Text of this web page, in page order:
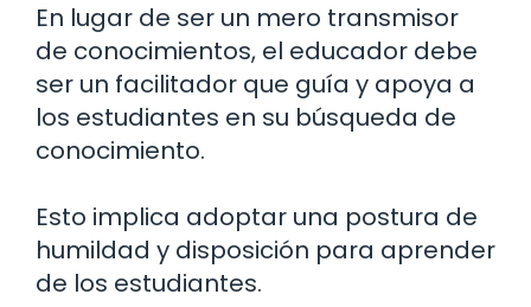
En lugar de ser un mero transmisor
de conocimientos, el educador debe
ser un facilitador que guía y apoya a
los estudiantes en su búsqueda de
conocimiento.
Esto implica adoptar una postura de
humildad y disposición para aprender
de los estudiantes.